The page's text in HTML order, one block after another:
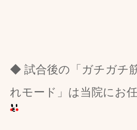
◆ 試合後の「ガチガチ
れモード」は当院にお